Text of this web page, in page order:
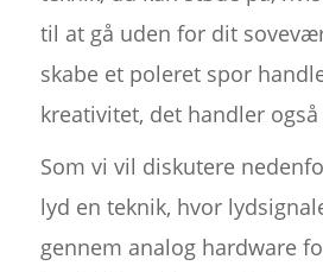
til at gå uden for dit
skabe et poleret spor
kreativitet, det handler
Som vi vil diskutere
lyd en teknik, hvor
gennem analog hardware